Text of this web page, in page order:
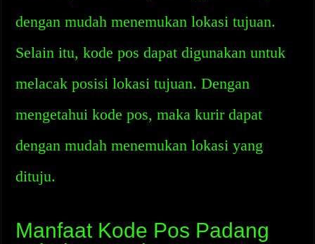
dengan mudah menemukan lokasi tujuan.
Selain itu, kode pos dapat digunakan untuk
melacak posisi lokasi tujuan. Dengan
mengetahui kode pos, maka kurir dapat
dengan mudah menemukan lokasi yang
dituju.
Manfaat Kode Pos Padang